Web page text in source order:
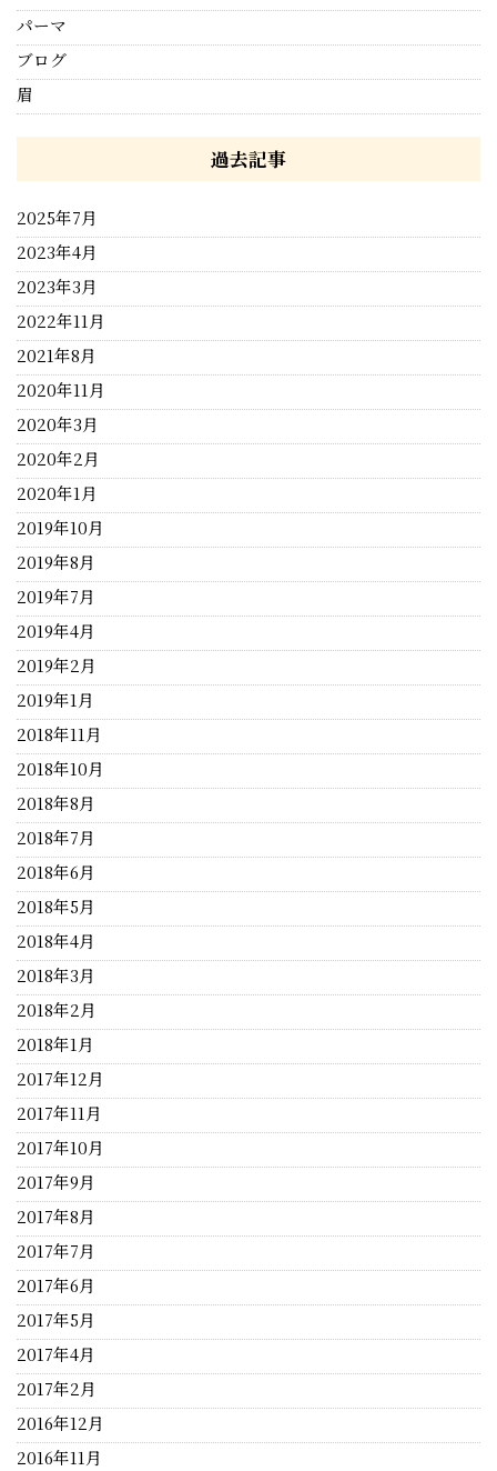
パーマ
ブログ
眉
過去記事
2025年7月
2023年4月
2023年3月
2022年11月
2021年8月
2020年11月
2020年3月
2020年2月
2020年1月
2019年10月
2019年8月
2019年7月
2019年4月
2019年2月
2019年1月
2018年11月
2018年10月
2018年8月
2018年7月
2018年6月
2018年5月
2018年4月
2018年3月
2018年2月
2018年1月
2017年12月
2017年11月
2017年10月
2017年9月
2017年8月
2017年7月
2017年6月
2017年5月
2017年4月
2017年2月
2016年12月
2016年11月